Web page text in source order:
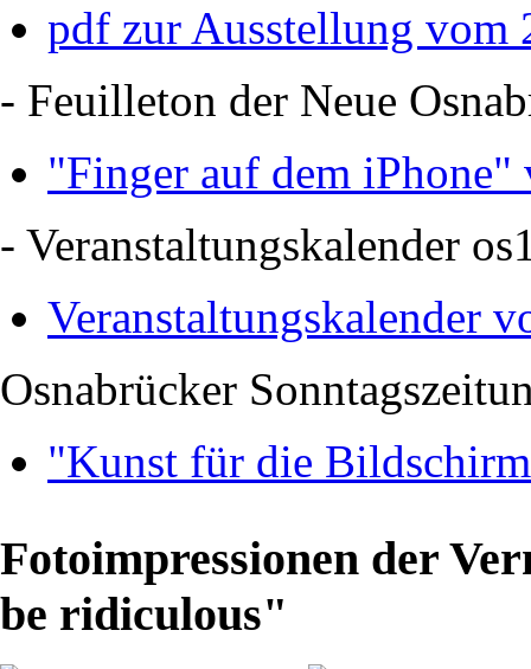
pdf zur Ausstellung vom
- Feuilleton der Neue
"Finger auf dem
- Veranstaltungskalender
Veranstaltungskalender
Osnabrücker
"Kunst für die
Fotoimpressionen der
be ridiculous"